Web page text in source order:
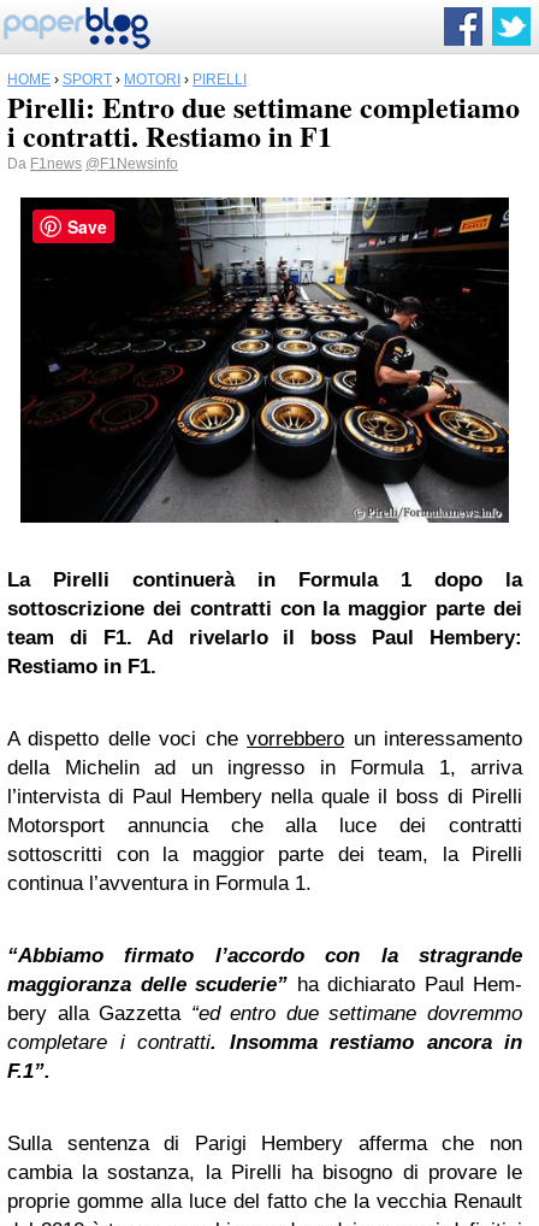
HOME › SPORT › MOTORI › PIRELLI
Pirelli: Entro due settimane completiamo
i contratti. Restiamo in F1
Da F1news @F1Newsinfo
La Pirelli continuerà in Formula 1 dopo la
sottoscrizione dei contratti con la maggior parte dei
team di F1. Ad rivelarlo il boss Paul Hembery:
Restiamo in F1.
A dispetto delle voci chevorrebbero un interessamento
della Michelin ad un ingresso in Formula 1, arriva
l’intervista di Paul Hembery nella quale il boss di Pirelli
Motorsport annuncia che alla luce dei contratti
sottoscritti con la maggior parte dei team, la Pirelli
continua l’avventura in Formula 1.
“Abbiamo firmato l’accordo con la stragrande
maggioranza delle scuderie” ha dichiarato Paul Hem­
bery alla Gazzetta “ed entro due setti­mane dovremmo
completare i contratti. Insomma restiamo ancora in
F.1”.
Sulla sentenza di Parigi Hembery afferma che non
cambia la sostanza, la Pirelli ha bisogno di provare le
proprie gomme alla luce del fatto che la vecchia Renault
Save